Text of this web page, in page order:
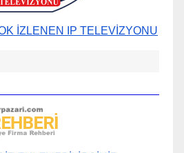
İZLENEN IP TELEVİZYONU